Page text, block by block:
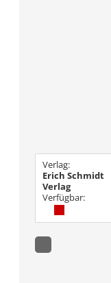
Verlag:
Erich Schmidt
Verlag
Verfügbar: